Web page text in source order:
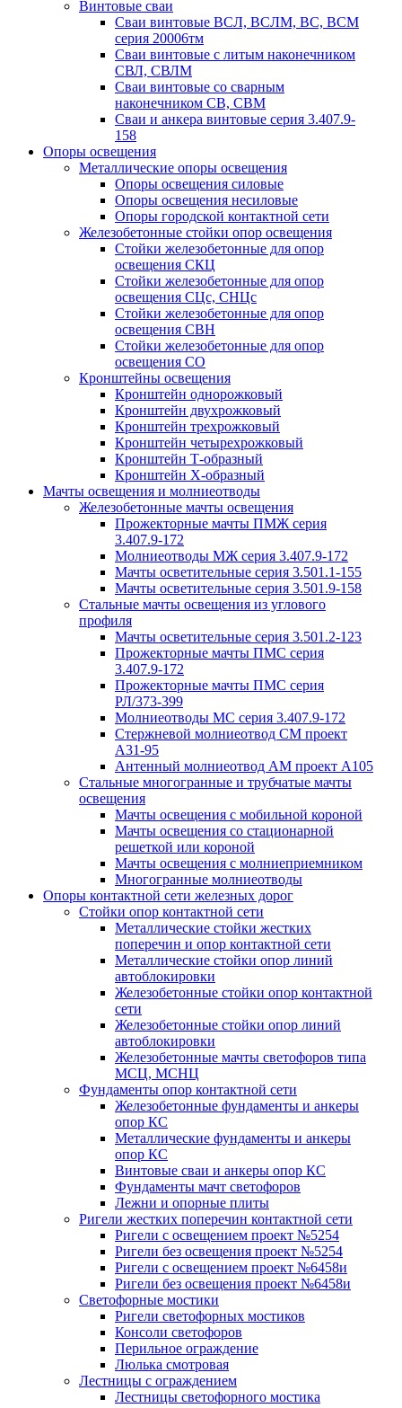
Винтовые сваи
Сваи винтовые ВСЛ, ВСЛМ, ВС, ВСМ
серия 20006тм
Сваи винтовые с литым наконечником
СВЛ, СВЛМ
Сваи винтовые со сварным
наконечником СВ, СВМ
Сваи и анкера винтовые серия 3.407.9-
158
Опоры освещения
Металлические опоры освещения
Опоры освещения силовые
Опоры освещения несиловые
Опоры городской контактной сети
Железобетонные стойки опор освещения
Стойки железобетонные для опор
освещения СКЦ
Стойки железобетонные для опор
освещения СЦс, СНЦс
Стойки железобетонные для опор
освещения СВН
Стойки железобетонные для опор
освещения СО
Кронштейны освещения
Кронштейн однорожковый
Кронштейн двухрожковый
Кронштейн трехрожковый
Кронштейн четырехрожковый
Кронштейн Т-образный
Кронштейн Х-образный
Мачты освещения и молниеотводы
Железобетонные мачты освещения
Прожекторные мачты ПМЖ серия
3.407.9-172
Молниеотводы МЖ серия 3.407.9-172
Мачты осветительные серия 3.501.1-155
Мачты осветительные серия 3.501.9-158
Стальные мачты освещения из углового
профиля
Мачты осветительные серия 3.501.2-123
Прожекторные мачты ПМС серия
3.407.9-172
Прожекторные мачты ПМС серия
РЛ/373-399
Молниеотводы МС серия 3.407.9-172
Стержневой молниеотвод СМ проект
А31-95
Антенный молниеотвод АМ проект А105
Стальные многогранные и трубчатые мачты
освещения
Мачты освещения с мобильной короной
Мачты освещения со стационарной
решеткой или короной
Мачты освещения с молниеприемником
Многогранные молниеотводы
Опоры контактной сети железных дорог
Стойки опор контактной сети
Металлические стойки жестких
поперечин и опор контактной сети
Металлические стойки опор линий
автоблокировки
Железобетонные стойки опор контактной
сети
Железобетонные стойки опор линий
автоблокировки
Железобетонные мачты светофоров типа
МСЦ, МСНЦ
Фундаменты опор контактной сети
Железобетонные фундаменты и анкеры
опор КС
Металлические фундаменты и анкеры
опор КС
Винтовые сваи и анкеры опор КС
Фундаменты мачт светофоров
Лежни и опорные плиты
Ригели жестких поперечин контактной сети
Ригели с освещением проект №5254
Ригели без освещения проект №5254
Ригели с освещением проект №6458и
Ригели без освещения проект №6458и
Светофорные мостики
Ригели светофорных мостиков
Консоли светофоров
Перильное ограждение
Люлька смотровая
Лестницы с ограждением
Лестницы светофорного мостика